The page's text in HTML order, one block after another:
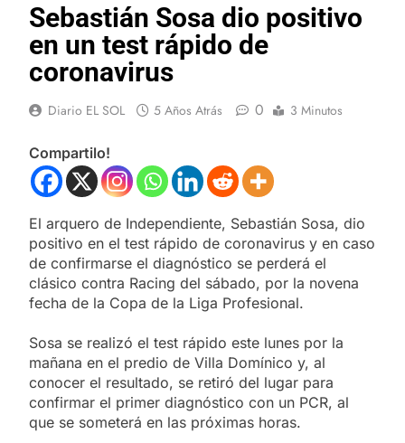
Sebastián Sosa dio positivo
en un test rápido de
coronavirus
Diario EL SOL 5 Años Atrás 0 3 Minutos
Compartilo!
El arquero de Independiente, Sebastián Sosa, dio
positivo en el test rápido de coronavirus y en caso
de confirmarse el diagnóstico se perderá el
clásico contra Racing del sábado, por la novena
fecha de la Copa de la Liga Profesional.
Sosa se realizó el test rápido este lunes por la
mañana en el predio de Villa Domínico y, al
conocer el resultado, se retiró del lugar para
confirmar el primer diagnóstico con un PCR, al
que se someterá en las próximas horas.